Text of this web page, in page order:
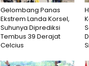
Gelombang Panas
Ekstrem Landa Korsel,
Suhunya Diprediksi
Tembus 39 Derajat
Celcius